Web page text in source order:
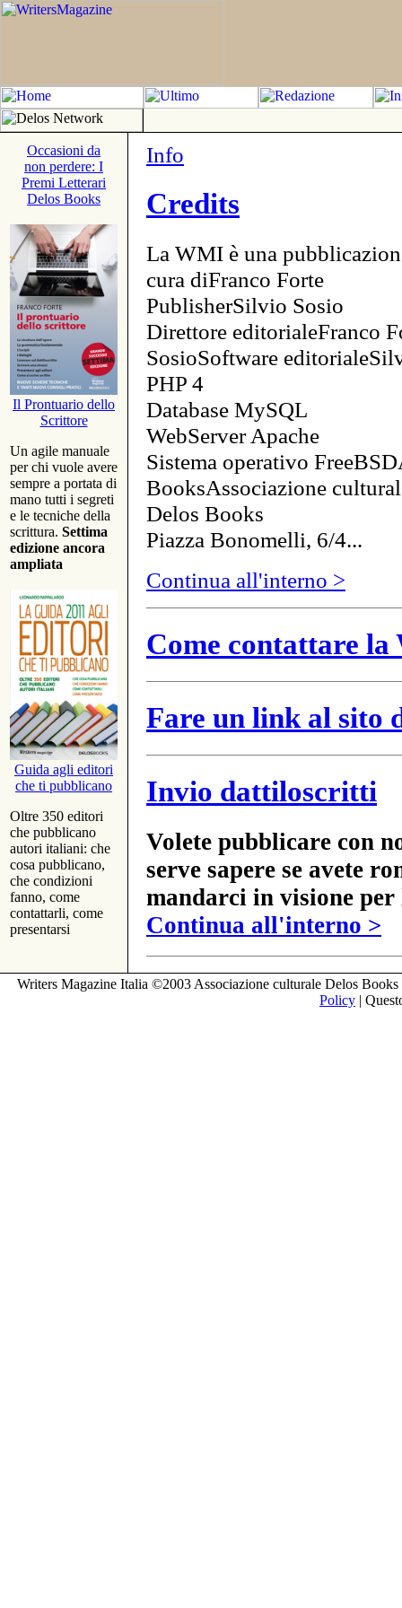
Occasioni da
non perdere: I
Premi Letterari
Delos Books
Il Prontuario dello
Scrittore
Un agile manuale
per chi vuole avere
sempre a portata di
mano tutti i segreti
e le tecniche della
scrittura. Settima
edizione ancora
ampliata
Guida agli editori
che ti pubblicano
Oltre 350 editori
che pubblicano
autori italiani: che
cosa pubblicano,
che condizioni
fanno, come
contattarli, come
presentarsi
Info
Credits
La WMI è una
cura diFranco Forte
PublisherSilvio Sosio
Direttore editorialeFranco
SosioSoftware
PHP 4
Database MySQL
WebServer Apache
Sistema operativo
BooksAssociazione
Delos Books
Piazza Bonomelli, 6/4...
Continua all'interno >
Come contattare
Fare un link al sito
Invio dattiloscritti
Volete pubblicare con
serve sapere se avete
mandarci in visione
Continua all'interno >
Writers Magazine Italia ©2003 Associazione culturale Delos
Policy |